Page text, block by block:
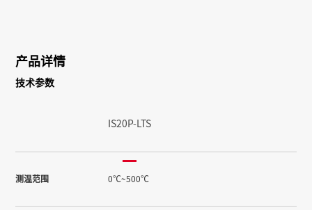
产品详情
技术参数
IS20P-LTS
测温范围 0℃~500℃